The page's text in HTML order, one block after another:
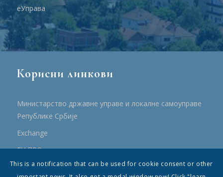
еУправа
Корисни линкови
Министарство државне управе и локалне самоуправе
Републике Србије
Еxchange
ЕУ ПРО
ПРРР
This is a notification that can be used for cookie consent or other